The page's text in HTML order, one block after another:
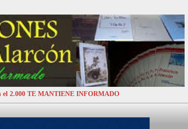
2.000 TE MANTIENE INFORMADO